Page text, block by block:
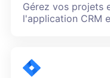
Gérez vos projets
l'application CRM